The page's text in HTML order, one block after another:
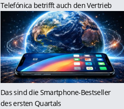
Telefónica betrifft auch den Vertrieb
Das sind die Smartphone-Bestseller
des ersten Quartals